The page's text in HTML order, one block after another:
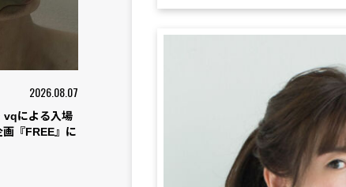
2026.08.07
vqによる入場
『FREE』に